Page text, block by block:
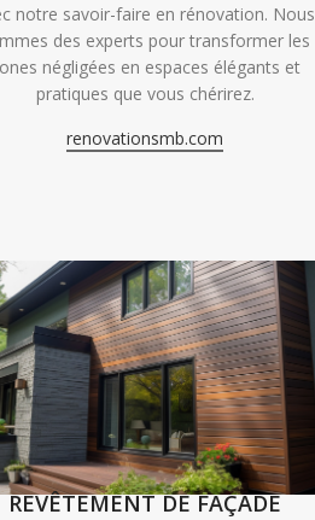
notre savoir-faire en rénovation. Nous
des experts pour transformer les
négligées en espaces élégants et
pratiques que vous chérirez.
renovationsmb.com
REVÊTEMENT DE FAÇADE